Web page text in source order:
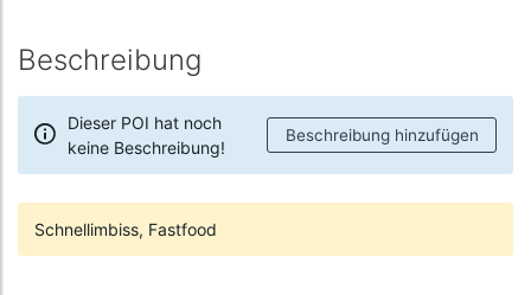
Beschreibung
Dieser POI hat noch
keine Beschreibung!
Beschreibung hinzufügen
Schnellimbiss, Fastfood